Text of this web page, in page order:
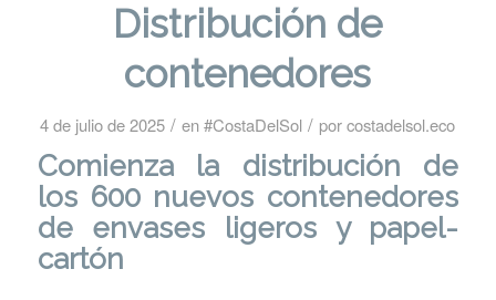
Distribución de
contenedores
4 de julio de 2025 / en#CostaDelSol / porcostadelsol.eco
Comienza la distribución de
los 600 nuevos contenedores
de envases ligeros y papel-
cartón